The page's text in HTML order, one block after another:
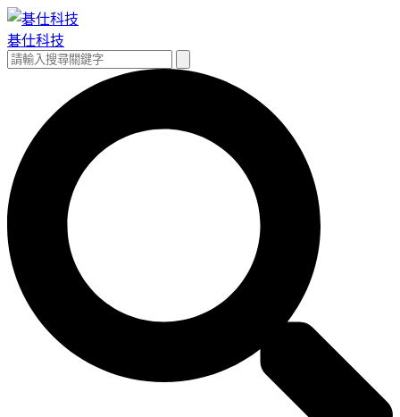
跳
至
主
碁仕科技
搜